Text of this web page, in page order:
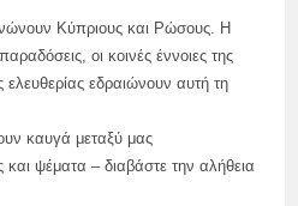
Κύπριους και Ρώσους. Η
οι κοινές έννοιες της
ελευθερίας εδραιώνουν αυτή τη
καυγά μεταξύ μας
ψέματα – διαβάστε την αλήθεια